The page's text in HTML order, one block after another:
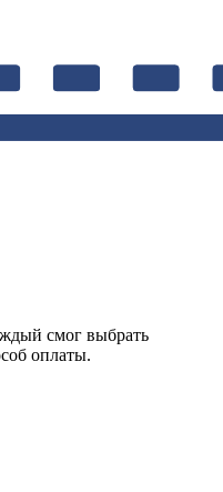
смог выбрать
оплаты.